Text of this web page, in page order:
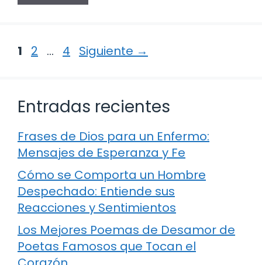
Página
1 Página
2 … Página
4 Siguiente →
Entradas recientes
Frases de Dios para un Enfermo:
Mensajes de Esperanza y Fe
Cómo se Comporta un Hombre
Despechado: Entiende sus
Reacciones y Sentimientos
Los Mejores Poemas de Desamor de
Poetas Famosos que Tocan el